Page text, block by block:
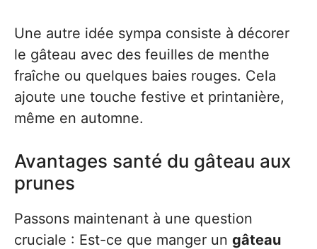
Une autre idée sympa consiste à décorer
le gâteau avec des feuilles de menthe
fraîche ou quelques baies rouges. Cela
ajoute une touche festive et printanière,
même en automne.
Avantages santé du gâteau aux
prunes
Passons maintenant à une question
cruciale : Est-ce que manger un gâteau